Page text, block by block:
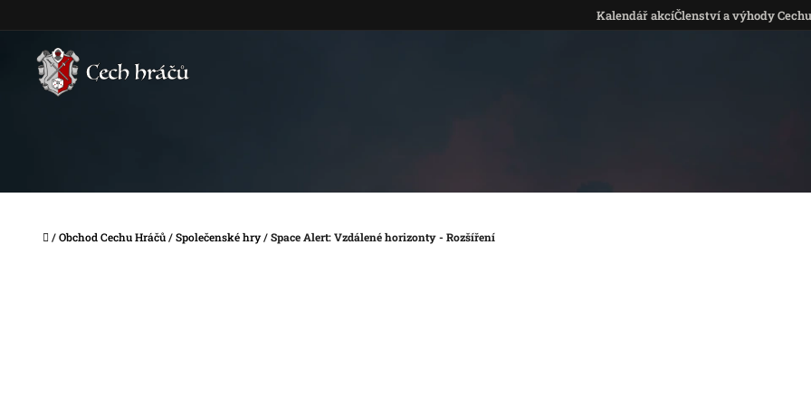
Kalendář akcíČlenství a výhody Cechu
Domů
/Obchod Cechu Hráčů/Společenské hry/Space Alert: Vzdálené horizonty - Rozšíření